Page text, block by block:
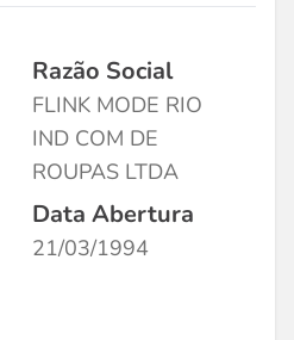
Razão Social
FLINK MODE RIO
IND COM DE
ROUPAS LTDA
Data Abertura
21/03/1994